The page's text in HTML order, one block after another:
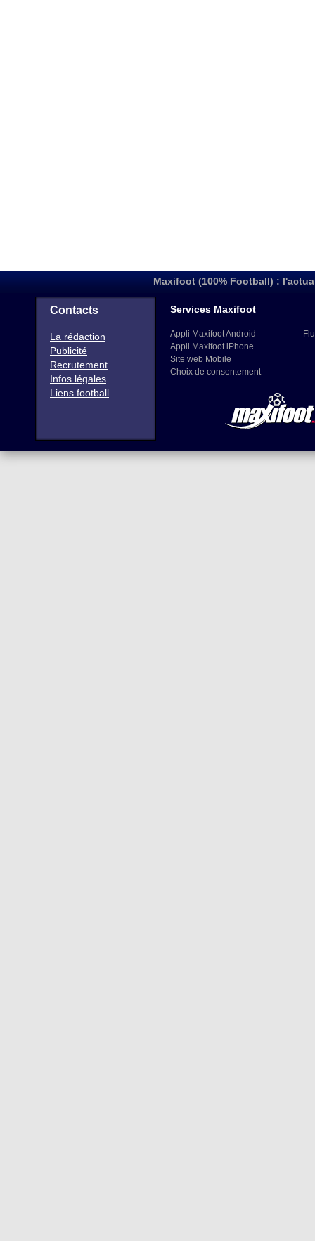
Maxifoot (100% Football) :
Contacts
La rédaction
Publicité
Recrutement
Infos légales
Liens football
Services Maxifoot
Appli Maxifoot Android
Appli Maxifoot iPhone
Site web Mobile
Choix de consentement